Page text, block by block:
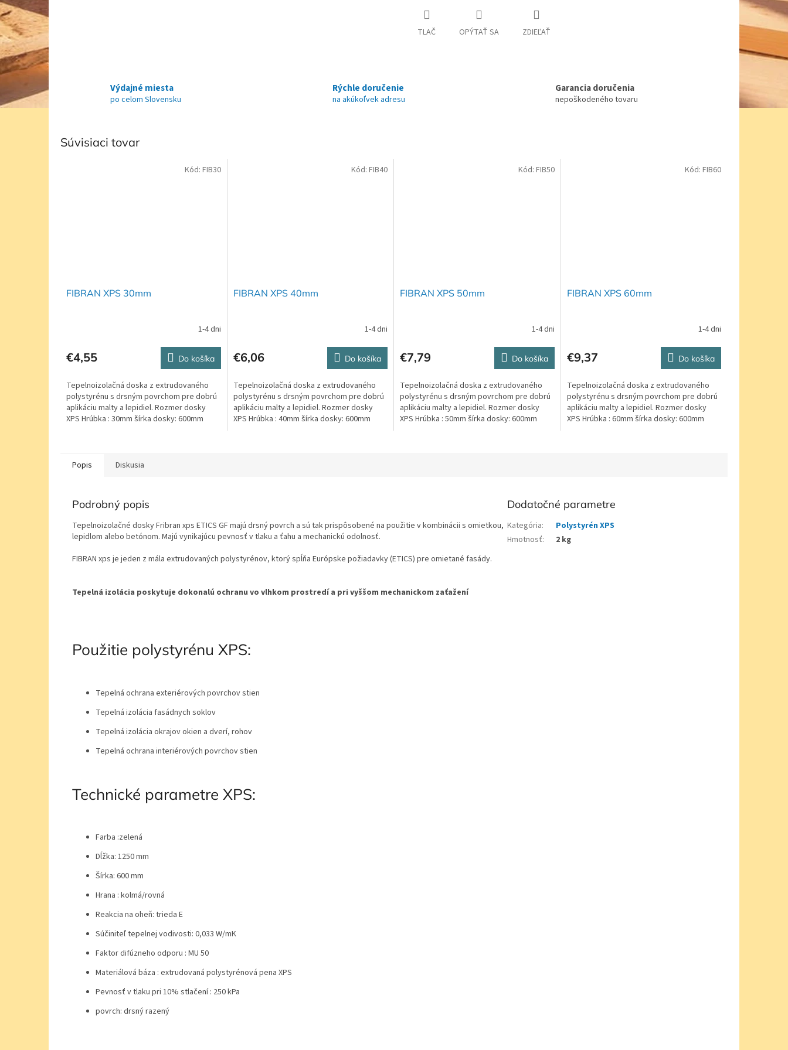
TLAČ OPÝTAŤ SA ZDIEĽAŤ
Výdajné miesta
po celom Slovensku
Rýchle doručenie
na akúkoľvek adresu
Garancia doručenia
nepoškodeného tovaru
Súvisiaci tovar
FIBRAN XPS 30mm
1-4 dni
€4,55 Do košíka
Tepelnoizolačná doska z extrudovaného
polystyrénu s drsným povrchom pre dobrú
aplikáciu malty a lepidiel. Rozmer dosky
XPS Hrúbka : 30mm šírka dosky: 600mm
Kód: FIB30
FIBRAN XPS 40mm
1-4 dni
€6,06 Do košíka
Tepelnoizolačná doska z extrudovaného
polystyrénu s drsným povrchom pre dobrú
aplikáciu malty a lepidiel. Rozmer dosky
XPS Hrúbka : 40mm šírka dosky: 600mm
Kód: FIB40
FIBRAN XPS 50mm
1-4 dni
€7,79 Do košíka
Tepelnoizolačná doska z extrudovaného
polystyrénu s drsným povrchom pre dobrú
aplikáciu malty a lepidiel. Rozmer dosky
XPS Hrúbka : 50mm šírka dosky: 600mm
Kód: FIB50
FIBRAN XPS 60mm
1-4 dni
€9,37 Do košíka
Tepelnoizolačná doska z extrudovaného
polystyrénu s drsným povrchom pre dobrú
aplikáciu malty a lepidiel. Rozmer dosky
XPS Hrúbka : 60mm šírka dosky: 600mm
Kód: FIB60
Popis Diskusia
Podrobný popis
Tepelnoizolačné dosky Fribran xps ETICS GF majú drsný povrch a sú tak prispôsobené na použitie v kombinácii s omietkou,
lepidlom alebo betónom. Majú vynikajúcu pevnosť v tlaku a ťahu a mechanickú odolnosť.
FIBRAN xps je jeden z mála extrudovaných polystyrénov, ktorý spĺňa Európske požiadavky (ETICS) pre omietané fasády.
Tepelná izolácia poskytuje dokonalú ochranu vo vlhkom prostredí a pri vyššom mechanickom zaťažení
Použitie polystyrénu XPS:
Tepelná ochrana exteriérových povrchov stien
Tepelná izolácia fasádnych soklov
Tepelná izolácia okrajov okien a dverí, rohov
Tepelná ochrana interiérových povrchov stien
Technické parametre XPS:
Farba :zelená
Dĺžka: 1250 mm
Šírka: 600 mm
Hrana : kolmá/rovná
Reakcia na oheň: trieda E
Súčiniteľ tepelnej vodivosti: 0,033 W/mK
Faktor difúzneho odporu : MU 50
Materiálová báza : extrudovaná polystyrénová pena XPS
Pevnosť v tlaku pri 10% stlačení : 250 kPa
povrch: drsný razený
Dodatočné parametre
Kategória:
Polystyrén XPS
Hmotnosť: 2 kg